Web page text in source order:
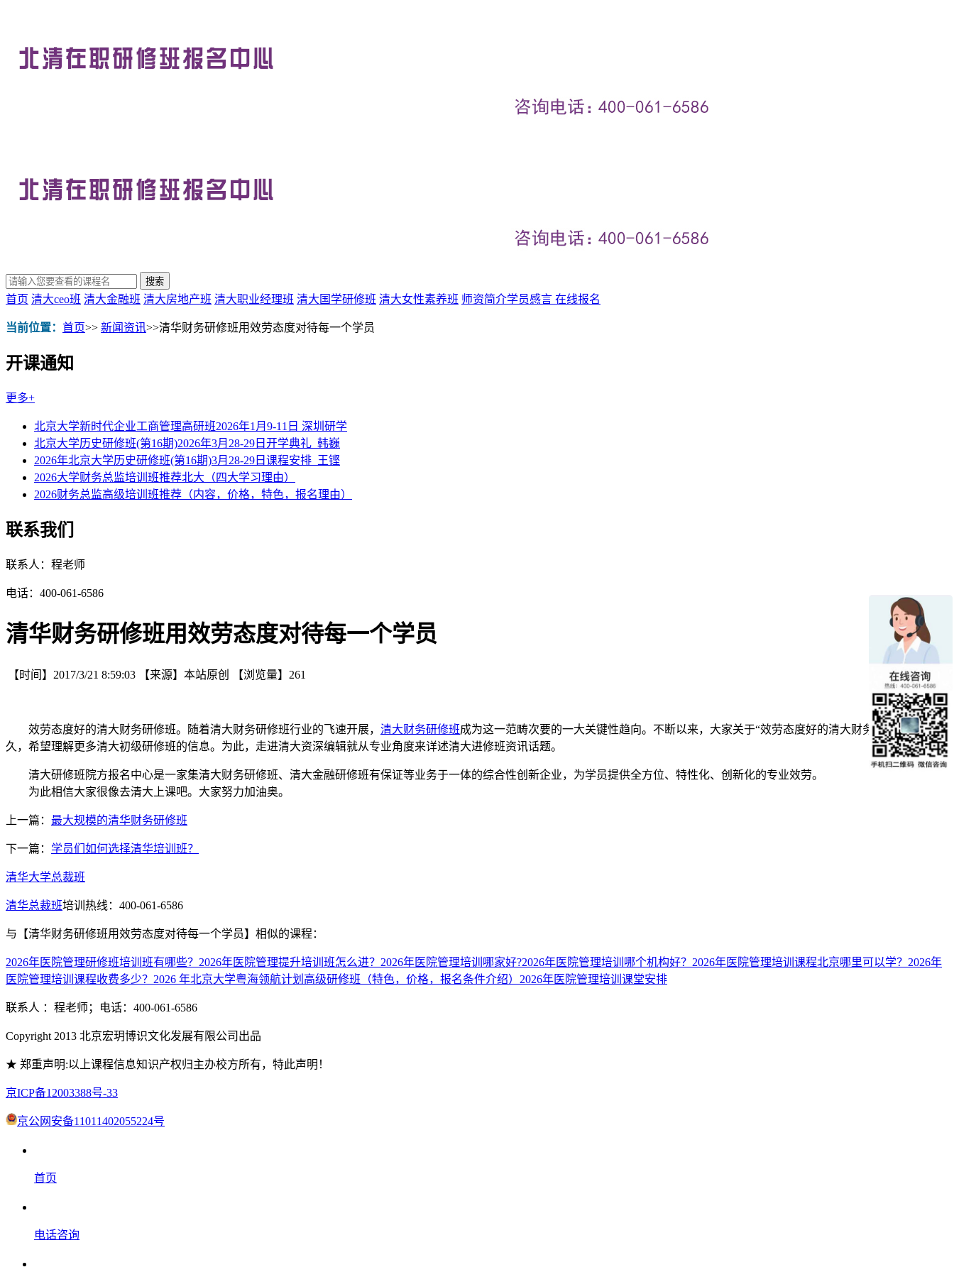
首页 清大ceo班 清大金融班 清大房地产班 清大职业经理班 清大国学研修班 清大女性素养班 师资简介学员感言 在线报名
当前位置： 首页>> 新闻资讯>>清华财务研修班用效劳态度对待每一个学员
开课通知
更多+
北京大学新时代企业工商管理高研班2026年1月9-11日 深圳研学
北京大学历史研修班(第16期)2026年3月28-29日开学典礼_韩巍
2026年北京大学历史研修班(第16期)3月28-29日课程安排_王铿
2026大学财务总监培训班推荐北大（四大学习理由）
2026财务总监高级培训班推荐（内容，价格，特色，报名理由）
联系我们
联系人：程老师
电话：400-061-6586
清华财务研修班用效劳态度对待每一个学员
【时间】 2017/3/21 8:59:03 【来源】 本站原创 【浏览量】 261
效劳态度好的清大财务研修班。随着清大财务研修班行业的飞速开展， 清大财务研修班成为这一范畴次要的一大关键性趋向。不断以来，大家关于“效劳态度好的清大财务研修班”关注也
久，希望理解更多清大初级研修班的信息。为此，走进清大资深编辑就从专业角度来详述清大进修班资讯话题。
清大研修班院方报名中心是一家集清大财务研修班、清大金融研修班有保证等业务于一体的综合性创新企业，为学员提供全方位、特性化、创新化的专业效劳。
为此相信大家很像去清大上课吧。大家努力加油奥。
上一篇： 最大规模的清华财务研修班
下一篇： 学员们如何选择清华培训班？
清华大学总裁班
清华总裁班培训热线：400-061-6586
与 【清华财务研修班用效劳态度对待每一个学员】 相似的课程：
2026年医院管理研修班培训班有哪些？ 2026年医院管理提升培训班怎么进？ 2026年医院管理培训哪家好?2026年医院管理培训哪个机构好？ 2026年医院管理培训课程北京哪里可以学？ 2026年
医院管理培训课程收费多少？ 2026 年北京大学粤海领航计划高级研修班（特色，价格，报名条件介绍） 2026年医院管理培训课堂安排
联系人 ：程老师；电话：400-061-6586
Copyright 2013 北京宏玥博识文化发展有限公司出品
★ 郑重声明:以上课程信息知识产权归主办校方所有，特此声明！
京ICP备12003388号-33
京公网安备11011402055224号
首页
电话咨询